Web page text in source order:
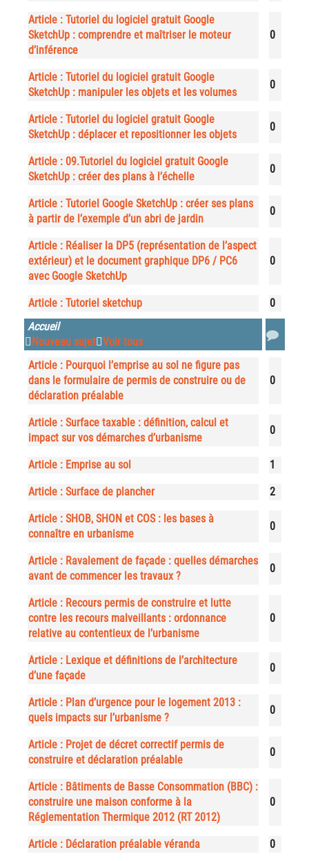
Article : Tutoriel du logiciel gratuit Google
SketchUp : comprendre et maîtriser le moteur
d’inférence
0
Article : Tutoriel du logiciel gratuit Google
SketchUp : manipuler les objets et les volumes
0
Article : Tutoriel du logiciel gratuit Google
SketchUp : déplacer et repositionner les objets
0
Article : 09.Tutoriel du logiciel gratuit Google
SketchUp : créer des plans à l’échelle
0
Article : Tutoriel Google SketchUp : créer ses plans
à partir de l’exemple d’un abri de jardin
0
Article : Réaliser la DP5 (représentation de l’aspect
extérieur) et le document graphique DP6 / PC6
avec Google SketchUp
0
Article : Tutoriel sketchup
0
Accueil
Nouveau sujet Voir tous
Article : Pourquoi l’emprise au sol ne figure pas
dans le formulaire de permis de construire ou de
déclaration préalable
0
Article : Surface taxable : définition, calcul et
impact sur vos démarches d’urbanisme
0
Article : Emprise au sol 1
Article : Surface de plancher 2
Article : SHOB, SHON et COS : les bases à
connaître en urbanisme
0
Article : Ravalement de façade : quelles démarches
avant de commencer les travaux ?
0
Article : Recours permis de construire et lutte
contre les recours malveillants : ordonnance
relative au contentieux de l’urbanisme
0
Article : Lexique et définitions de l’architecture
d’une façade
0
Article : Plan d’urgence pour le logement 2013 :
quels impacts sur l’urbanisme ?
0
Article : Projet de décret correctif permis de
construire et déclaration préalable
0
Article : Bâtiments de Basse Consommation (BBC) :
construire une maison conforme à la
Réglementation Thermique 2012 (RT 2012)
0
Article : Déclaration préalable véranda 0